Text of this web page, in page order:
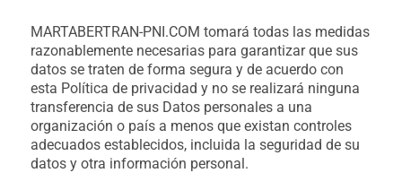
MARTABERTRAN-PNI.COM tomará todas las medidas
razonablemente necesarias para garantizar que sus
datos se traten de forma segura y de acuerdo con
esta Política de privacidad y no se realizará ninguna
transferencia de sus Datos personales a una
organización o país a menos que existan controles
adecuados establecidos, incluida la seguridad de su
datos y otra información personal.